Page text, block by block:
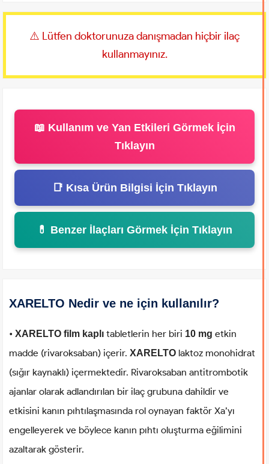
⚠️ Lütfen doktorunuza danışmadan hiçbir ilaç
kullanmayınız.
📖 Kullanım ve Yan Etkileri Görmek İçin
Tıklayın
📑 Kısa Ürün Bilgisi İçin Tıklayın
💊 Benzer İlaçları Görmek İçin Tıklayın
XARELTO Nedir ve ne için kullanılır?
•XARELTO film kaplıtabletlerin her biri 10 mg etkin
madde (rivaroksaban) içerir.XARELTOlaktoz monohidrat
(sığır kaynaklı) içermektedir. Rivaroksaban antitrombotik
ajanlar olarak adlandırılan bir ilaç grubuna dahildir ve
etkisini kanın pıhtılaşmasında rol oynayan faktör Xa’yı
engelleyerek ve böylece kanın pıhtı oluşturma eğilimini
azaltarak gösterir.